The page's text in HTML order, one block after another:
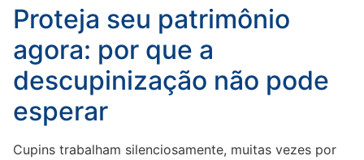
Proteja seu patrimônio
agora: por que a
descupinização não pode
esperar
Cupins trabalham silenciosamente, muitas vezes por